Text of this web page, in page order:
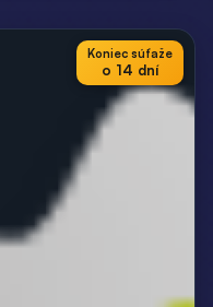
Koniec súťaže
o 14 dní